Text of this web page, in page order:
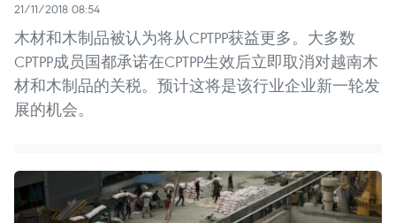
21/11/2018 08:54
木材和木制品被认为将从CPTPP获益更多。大多数
CPTPP成员国都承诺在CPTPP生效后立即取消对越南木
材和木制品的关税。预计这将是该行业企业新一轮发
展的机会。